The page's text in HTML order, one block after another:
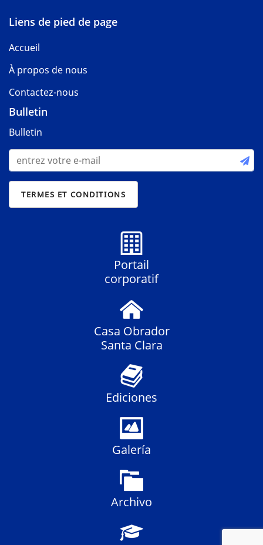
Liens de pied de page
Accueil
À propos de nous
Contactez-nous
Bulletin
Bulletin
Portail
corporatif
Casa Obrador
Santa Clara
Ediciones
Galería
Archivo